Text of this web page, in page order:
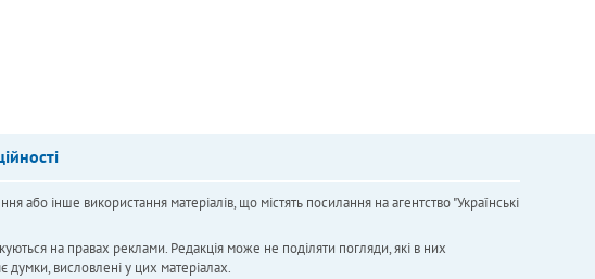
або інше використання матеріалів, що містять посилання на агентство "Українськi
на правах реклами. Редакція може не поділяти погляди, які в них
висловлені у цих матеріалах.